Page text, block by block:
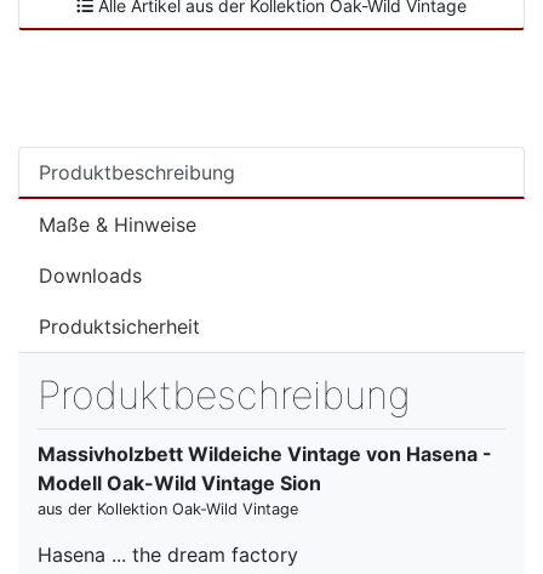
Alle Artikel aus der Kollektion Oak-Wild Vintage
Produktbeschreibung
Maße & Hinweise
Downloads
Produktsicherheit
Produktbeschreibung
Massivholzbett Wildeiche Vintage von Hasena -
Modell Oak-Wild Vintage Sion
aus der Kollektion Oak-Wild Vintage
Hasena ... the dream factory